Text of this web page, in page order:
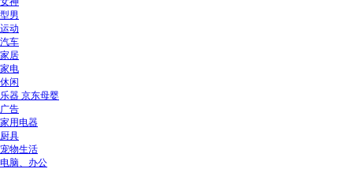
型男
运动
汽车
家居
家电
休闲
乐器 京东母婴
广告
家用电器
厨具
宠物生活
电脑、办公